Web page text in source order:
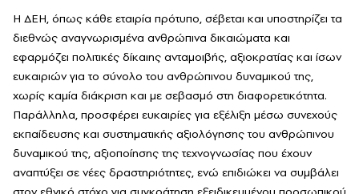
Η ΔΕΗ, όπως κάθε εταιρία πρότυπο, σέβεται και υποστηρίζει τα
διεθνώς αναγνωρισμένα ανθρώπινα δικαιώματα και
εφαρμόζει πολιτικές δίκαιης ανταμοιβής, αξιοκρατίας και ίσων
ευκαιριών για το σύνολο του ανθρώπινου δυναμικού της,
χωρίς καμία διάκριση και με σεβασμό στη διαφορετικότητα.
Παράλληλα, προσφέρει ευκαιρίες για εξέλιξη μέσω συνεχούς
εκπαίδευσης και συστηματικής αξιολόγησης του ανθρώπινου
δυναμικού της, αξιοποίησης της τεχνογνωσίας που έχουν
αναπτύξει σε νέες δραστηριότητες, ενώ επιδιώκει να συμβάλει